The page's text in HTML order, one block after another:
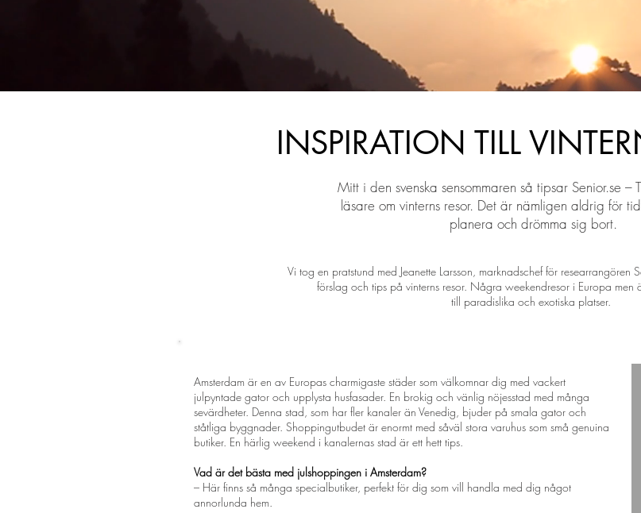
INSPIRATION TILL
Mitt i den svenska sensommaren så tipsar Senior.se –
läsare om vinterns resor. Det är nämligen aldrig för
planera och drömma sig bort.
Vi tog en pratstund med Jeanette Larsson, marknadschef för researrangören
förslag och tips på vinterns resor. Några weekendresor i Europa men
till paradislika och exotiska platser.
Amsterdam är en av Europas charmigaste städer som välkomnar dig med vackert
julpyntade gator och upplysta husfasader. En brokig och vänlig nöjesstad med många
sevärdheter. Denna stad, som har fler kanaler än Venedig, bjuder på smala gator och
ståtliga byggnader. Shoppingutbudet är enormt med såväl stora varuhus som små genuina
butiker. En härlig weekend i kanalernas stad är ett hett tips.
Vad är det bästa med julshoppingen i Amsterdam?
– Här finns så många specialbutiker, perfekt för dig som vill handla med dig något
annorlunda hem.